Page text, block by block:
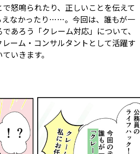
怒鳴られたり、正しいことを伝えて
えなかったり……。今回は、誰もが一
あろう「クレーム対応」について、
ーム・コンサルタントとして活躍す
いきます。